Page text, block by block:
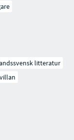
litteratur